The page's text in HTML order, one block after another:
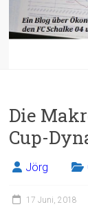
Die
Cup-
Jörg
17 Juni, 2018